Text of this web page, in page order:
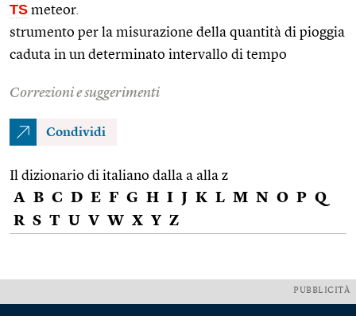
TS meteor.
strumento per la misurazione della quantità di pioggia
caduta in un determinato intervallo di tempo
Correzioni e suggerimenti
Condividi
Il dizionario di italiano dalla a alla z
A B C D E F G H I J K L M N O P Q
R S T U V W X Y Z
PUBBLICITÀ